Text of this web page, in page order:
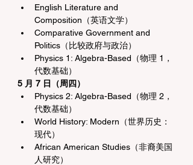
English Literature and
Composition（英语文学）
Comparative Government and
Politics（比较政府与政治）
Physics 1: Algebra-Based（物理 1，
代数基础）
5 月 7 日（周四）
Physics 2: Algebra-Based（物理 2，
代数基础）
World History: Modern（世界历史：
现代）
African American Studies（非裔美国
人研究）